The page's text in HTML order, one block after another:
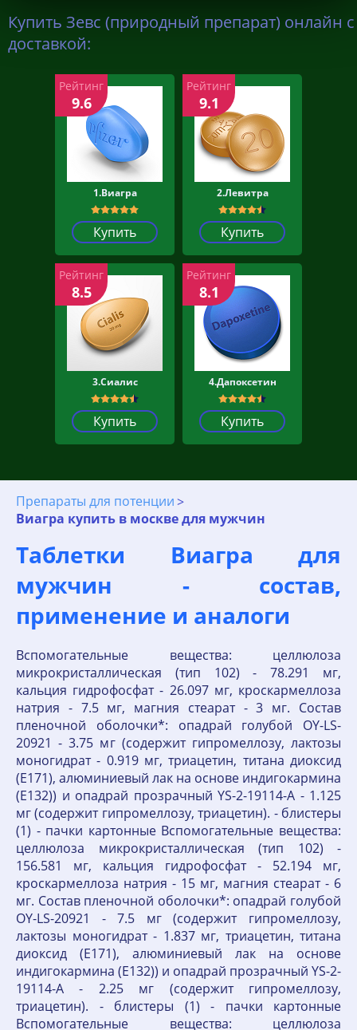
Купить Зевс (природный препарат) онлайн с
доставкой:
1.Виагра
Купить
Рейтинг
9.6
2.Левитра
Купить
Рейтинг
9.1
3.Сиалис
Купить
Рейтинг
8.5
4.Дапоксетин
Купить
Рейтинг
8.1
Препараты для потенции
Виагра купить в москве для мужчин
Таблетки Виагра для
мужчин - состав,
применение и аналоги
Вспомогательные вещества: целлюлоза
микрокристаллическая (тип 102) - 78.291 мг,
кальция гидрофосфат - 26.097 мг, кроскармеллоза
натрия - 7.5 мг, магния стеарат - 3 мг. Состав
пленочной оболочки*: опадрай голубой OY-LS-
20921 - 3.75 мг (содержит гипромеллозу, лактозы
моногидрат - 0.919 мг, триацетин, титана диоксид
(E171), алюминиевый лак на основе индигокармина
(E132)) и опадрай прозрачный YS-2-19114-A - 1.125
мг (содержит гипромеллозу, триацетин). - блистеры
(1) - пачки картонные Вспомогательные вещества:
целлюлоза микрокристаллическая (тип 102) -
156.581 мг, кальция гидрофосфат - 52.194 мг,
кроскармеллоза натрия - 15 мг, магния стеарат - 6
мг. Состав пленочной оболочки*: опадрай голубой
OY-LS-20921 - 7.5 мг (содержит гипромеллозу,
лактозы моногидрат - 1.837 мг, триацетин, титана
диоксид (E171), алюминиевый лак на основе
индигокармина (E132)) и опадрай прозрачный YS-2-
19114-A - 2.25 мг (содержит гипромеллозу,
триацетин). - блистеры (1) - пачки картонные
Вспомогательные вещества: целлюлоза